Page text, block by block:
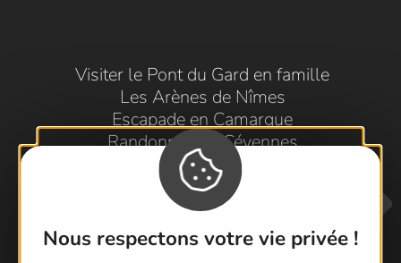
Nous respectons votre vie privée !
Visiter le Pont du Gard en famille
Les Arènes de Nîmes
Escapade en Camargue
Randonnée en Cévennes